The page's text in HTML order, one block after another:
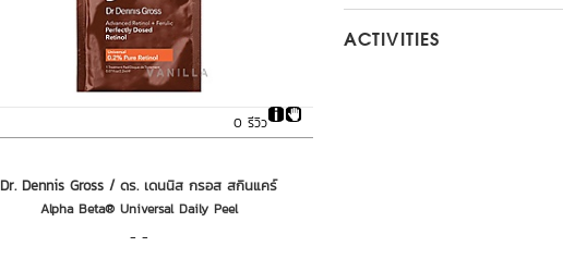
0 รีวิว
Dr. Dennis Gross / ดร. เดนนิส กรอส สกินแคร์
Alpha Beta® Universal Daily Peel
- -
ACTIVITIES